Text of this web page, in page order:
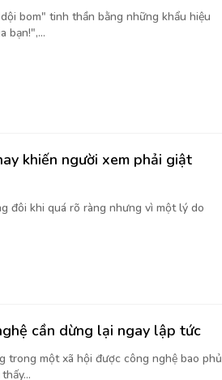
bom" tinh thần bằng những khẩu hiệu
bạn!",...
khiến người xem phải giật
đôi khi quá rõ ràng nhưng vì một lý do
cần dừng lại ngay lập tức
trong một xã hội được công nghệ bao phủ